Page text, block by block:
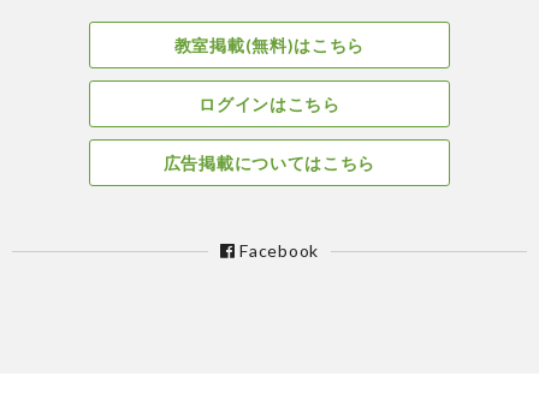
教室掲載(無料)はこちら
ログインはこちら
広告掲載についてはこちら
Facebook